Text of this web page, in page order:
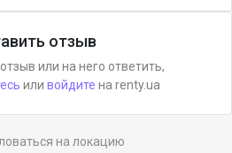
отзыв
или на него ответить,
или войдите на renty.ua
на локацию